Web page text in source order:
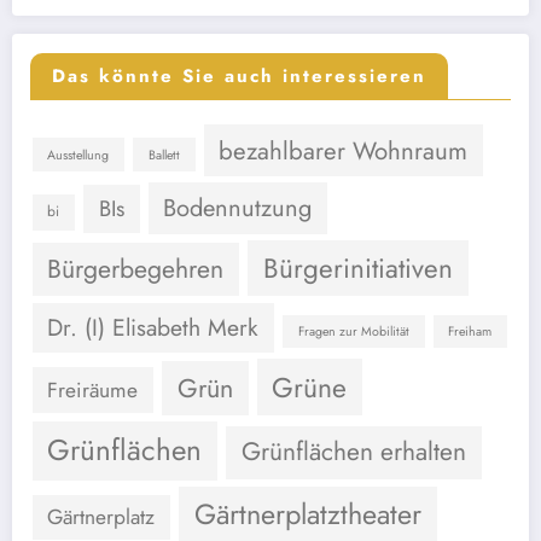
Das könnte Sie auch interessieren
Ausstellung Ballett bezahlbarer Wohnraum
bi BIs Bodennutzung
Bürgerbegehren Bürgerinitiativen
Dr. (I) Elisabeth Merk Fragen zur Mobilität Freiham
Freiräume Grün Grüne
Grünflächen Grünflächen erhalten
Gärtnerplatz Gärtnerplatztheater